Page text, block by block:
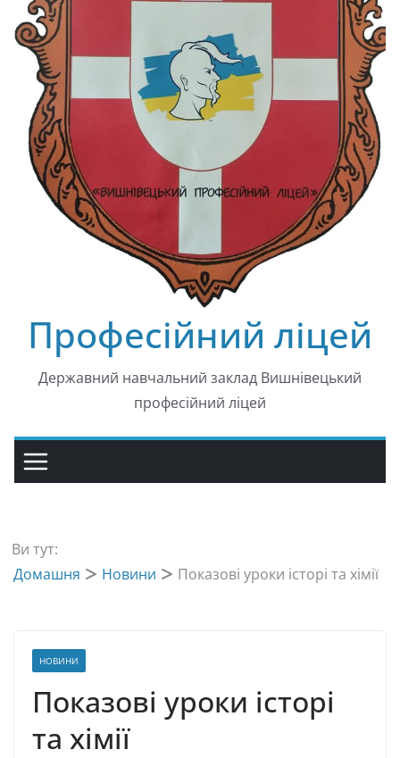
Професійний ліцей
Державний навчальний заклад Вишнівецький
професійний ліцей
Ви тут:
Домашня
Новини Показові уроки історі та хімії
НОВИНИ
Показові уроки історі
та хімії